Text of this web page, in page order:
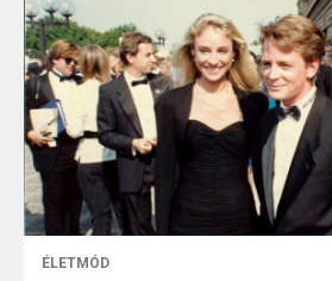
ÉLETMÓD